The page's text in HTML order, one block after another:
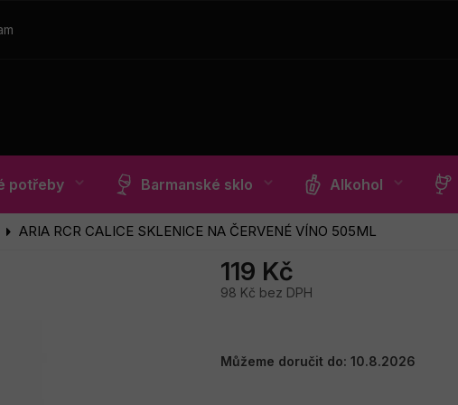
potřeby Barmanské sklo Alkohol
ARIA RCR CALICE SKLENICE NA ČERVENÉ VÍNO 505ML
119 Kč
98 Kč bez DPH
Můžeme doručit do: 10.8.2026